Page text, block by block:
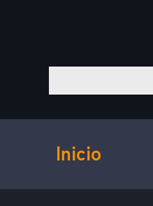
Inicio